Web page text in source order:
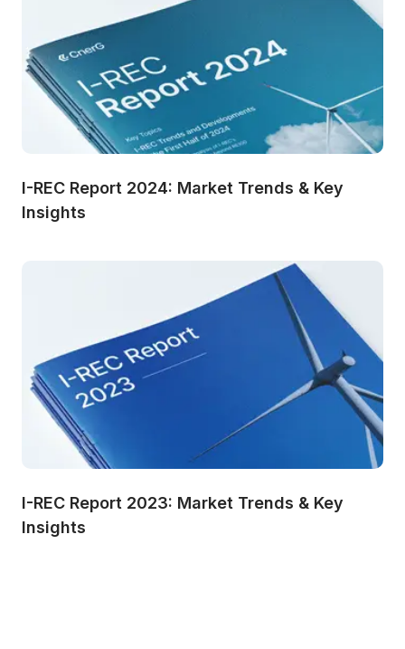
I-REC Report 2024: Market Trends & Key
Insights
I-REC Report 2023: Market Trends & Key
Insights